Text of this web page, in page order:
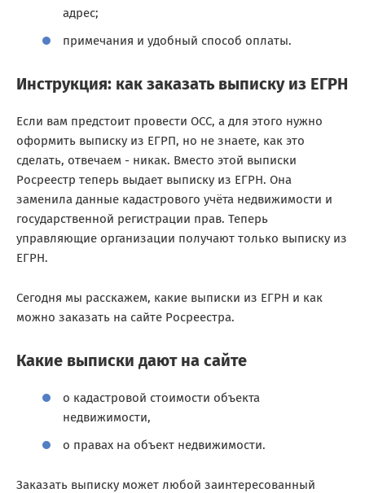
адрес;
примечания и удобный способ оплаты.
Инструкция: как заказать выписку из ЕГРН
Если вам предстоит провести ОСС, а для этого нужно
оформить выписку из ЕГРП, но не знаете, как это
сделать, отвечаем - никак. Вместо этой выписки
Росреестр теперь выдает выписку из ЕГРН. Она
заменила данные кадастрового учёта недвижимости и
государственной регистрации прав. Теперь
управляющие организации получают только выписку из
ЕГРН.
Сегодня мы расскажем, какие выписки из ЕГРН и как
можно заказать на сайте Росреестра.
Какие выписки дают на сайте
о кадастровой стоимости объекта
недвижимости,
о правах на объект недвижимости.
Заказать выписку может любой заинтересованный